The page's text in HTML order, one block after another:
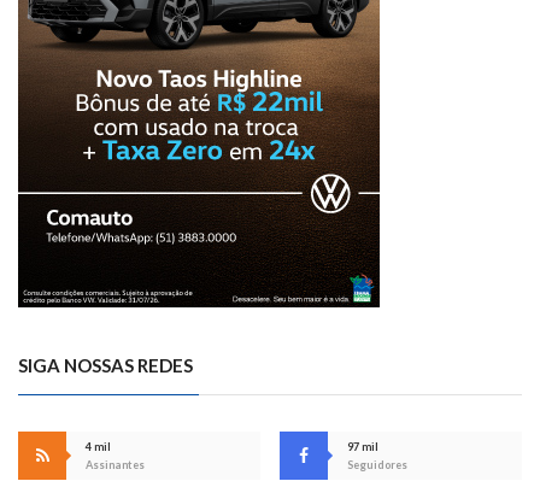
SIGA NOSSAS REDES
4 mil
Assinantes
97 mil
Seguidores